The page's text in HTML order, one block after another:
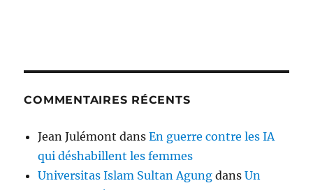
COMMENTAIRES RÉCENTS
Jean Julémont dansEn guerre contre les IA
qui déshabillent les femmes
Universitas Islam Sultan Agung dansUn